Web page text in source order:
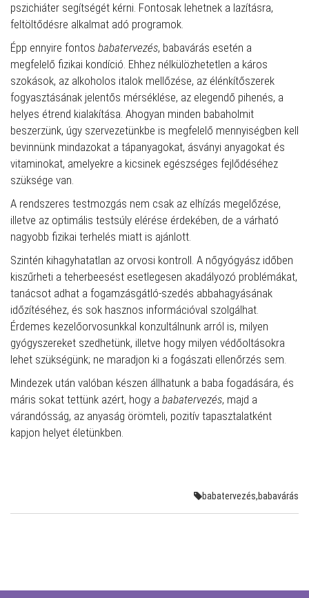
pszichiáter segítségét kérni. Fontosak lehetnek a lazításra,
feltöltődésre alkalmat adó programok.
Épp ennyire fontos babatervezés, babavárás esetén a
megfelelő fizikai kondíció. Ehhez nélkülözhetetlen a káros
szokások, az alkoholos italok mellőzése, az élénkítőszerek
fogyasztásának jelentős mérséklése, az elegendő pihenés, a
helyes étrend kialakítása. Ahogyan minden babaholmit
beszerzünk, úgy szervezetünkbe is megfelelő mennyiségben kell
bevinnünk mindazokat a tápanyagokat, ásványi anyagokat és
vitaminokat, amelyekre a kicsinek egészséges fejlődéséhez
szüksége van.
A rendszeres testmozgás nem csak az elhízás megelőzése,
illetve az optimális testsúly elérése érdekében, de a várható
nagyobb fizikai terhelés miatt is ajánlott.
Szintén kihagyhatatlan az orvosi kontroll. A nőgyógyász időben
kiszűrheti a teherbeesést esetlegesen akadályozó problémákat,
tanácsot adhat a fogamzásgátló-szedés abbahagyásának
időzítéséhez, és sok hasznos információval szolgálhat.
Érdemes kezelőorvosunkkal konzultálnunk arról is, milyen
gyógyszereket szedhetünk, illetve hogy milyen védőoltásokra
lehet szükségünk; ne maradjon ki a fogászati ellenőrzés sem.
Mindezek után valóban készen állhatunk a baba fogadására, és
máris sokat tettünk azért, hogy a babatervezés, majd a
várandósság, az anyaság örömteli, pozitív tapasztalatként
kapjon helyet életünkben.
babatervezés,babavárás